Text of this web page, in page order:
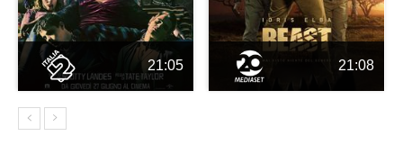
21:05 21:08